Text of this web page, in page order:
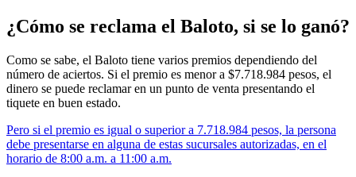
¿Cómo se reclama el Baloto, si se lo ganó?
Como se sabe, el Baloto tiene varios premios dependiendo del
número de aciertos. Si el premio es menor a $7.718.984 pesos, el
dinero se puede reclamar en un punto de venta presentando el
tiquete en buen estado.
Pero si el premio es igual o superior a 7.718.984 pesos, la persona
debe presentarse en alguna de estas sucursales autorizadas, en el
horario de 8:00 a.m. a 11:00 a.m.